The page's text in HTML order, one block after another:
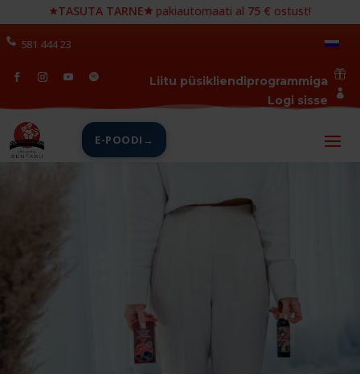
🟊TASUTA TARNE🟊 pakiautomaati al 75 € ostust!
581 444 23

Liitu püsikliendiprogrammiga

Logi sisse
E-POODI